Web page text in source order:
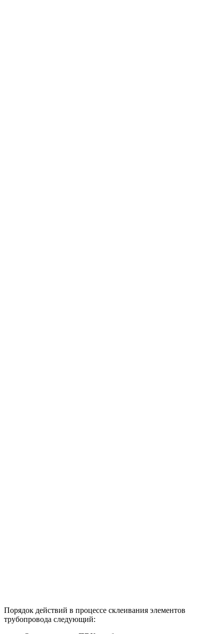
Порядок действий в процессе склеивания элементов
трубопровода следующий: